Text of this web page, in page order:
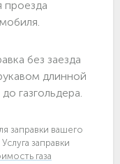
проезда
без заезда
длинной
газгольдера.
заправки вашего
Услуга заправки
газа